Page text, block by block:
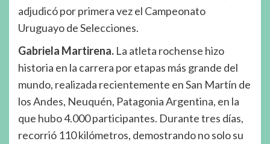
adjudicó por primera vez el Campeonato
Uruguayo de Selecciones.
Gabriela Martirena. La atleta rochense hizo
historia en la carrera por etapas más grande del
mundo, realizada recientemente en San Martín de
los Andes, Neuquén, Patagonia Argentina, en la
que hubo 4.000 participantes. Durante tres días,
recorrió 110 kilómetros, demostrando no solo su